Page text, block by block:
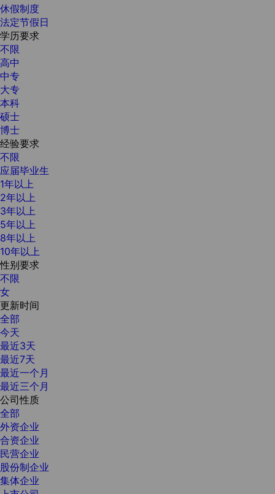
休假制度
法定节假日
学历要求
不限
高中
中专
大专
本科
硕士
博士
经验要求
不限
应届毕业生
1年以上
2年以上
3年以上
5年以上
8年以上
10年以上
性别要求
不限
女
更新时间
全部
今天
最近3天
最近7天
最近一个月
最近三个月
公司性质
全部
外资企业
合资企业
民营企业
股份制企业
集体企业